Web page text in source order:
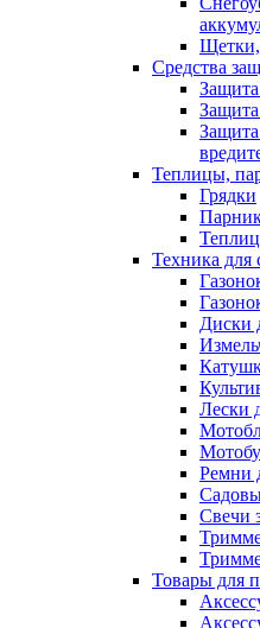
Щетки,
Средства
Теплицы,
Грядки
Техника для
Диски
Лески
Ремни
Свечи
Товары для